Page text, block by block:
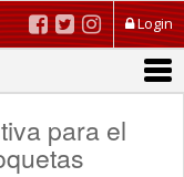
Login
para el